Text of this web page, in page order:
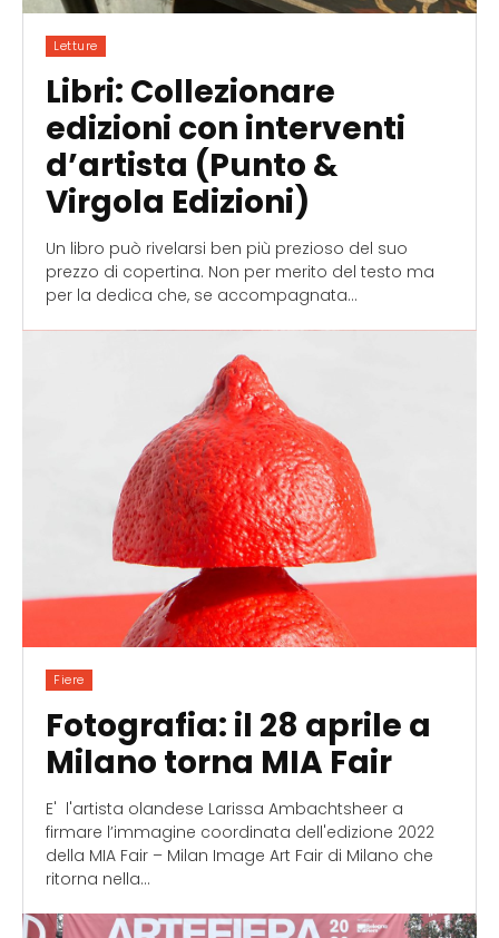
Letture
Libri: Collezionare
edizioni con interventi
d’artista (Punto &
Virgola Edizioni)
Un libro può rivelarsi ben più prezioso del suo
prezzo di copertina. Non per merito del testo ma
per la dedica che, se accompagnata...
Fiere
Fotografia: il 28 aprile a
Milano torna MIA Fair
E' l'artista olandese Larissa Ambachtsheer a
firmare l’immagine coordinata dell'edizione 2022
della MIA Fair – Milan Image Art Fair di Milano che
ritorna nella...